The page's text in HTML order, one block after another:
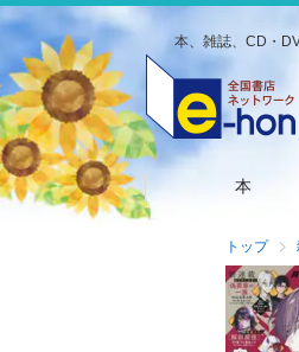
本、雑誌、CD・
本
トップ